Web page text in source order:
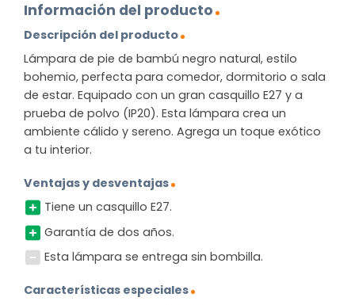
Información del producto
Descripción del producto
Lámpara de pie de bambú negro natural, estilo
bohemio, perfecta para comedor, dormitorio o sala
de estar. Equipado con un gran casquillo E27 y a
prueba de polvo (IP20). Esta lámpara crea un
ambiente cálido y sereno. Agrega un toque exótico
a tu interior.
Ventajas y desventajas
Tiene un casquillo E27.
Garantía de dos años.
Esta lámpara se entrega sin bombilla.
Características especiales